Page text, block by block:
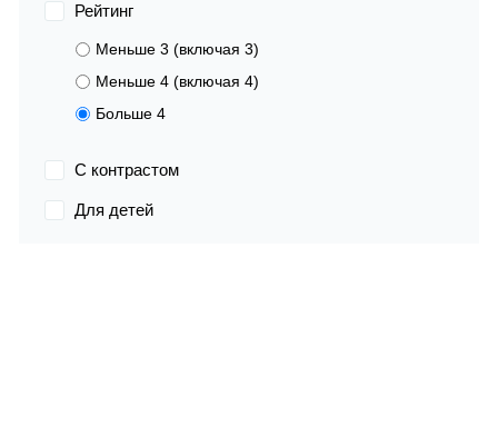
Рейтинг
Меньше 3 (включая 3)
Меньше 4 (включая 4)
Больше 4
С контрастом
Для детей